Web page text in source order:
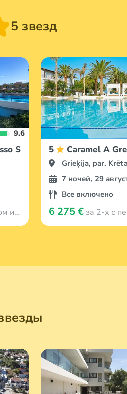
5 звезд
9.6
Spa Resort & Villas
5 Caramel A
Grieķija, par.
7 ночей, 29
Все включено
6 275 € за 2-х с